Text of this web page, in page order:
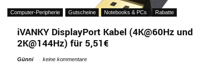
Computer-Peripherie Gutscheine Notebooks & PCs Rabatte
iVANKY DisplayPort Kabel (4K@60Hz und
2K@144Hz) für 5,51€
Günni keine kommentare